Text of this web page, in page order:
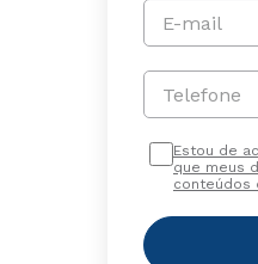
E-mail
Telefone
Estou de
que meus
conteúdos